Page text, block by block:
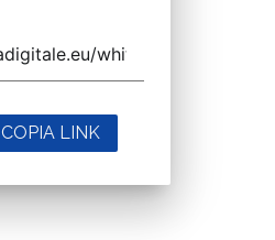
COPIA LINK